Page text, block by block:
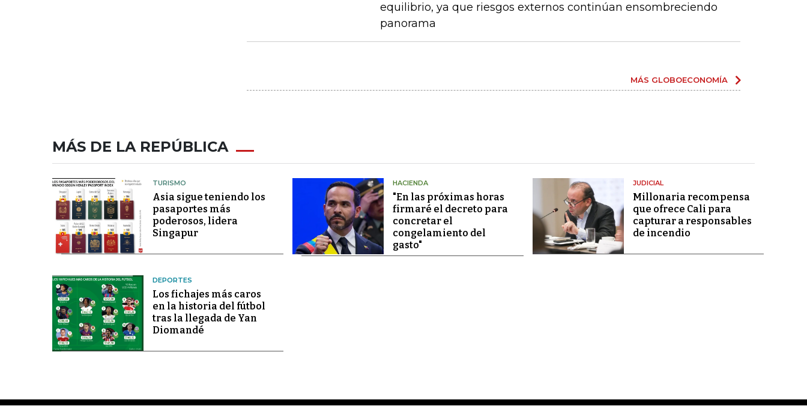
equilibrio, ya que riesgos externos continúan ensombreciendo
panorama
MÁS GLOBOECONOMÍA
MÁS DE LA REPÚBLICA
TURISMO
Asia sigue teniendo los
pasaportes más
poderosos, lidera
Singapur
HACIENDA
"En las próximas horas
firmaré el decreto para
concretar el
congelamiento del
gasto"
JUDICIAL
Millonaria recompensa
que ofrece Cali para
capturar a responsables
de incendio
DEPORTES
Los fichajes más caros
en la historia del fútbol
tras la llegada de Yan
Diomandé